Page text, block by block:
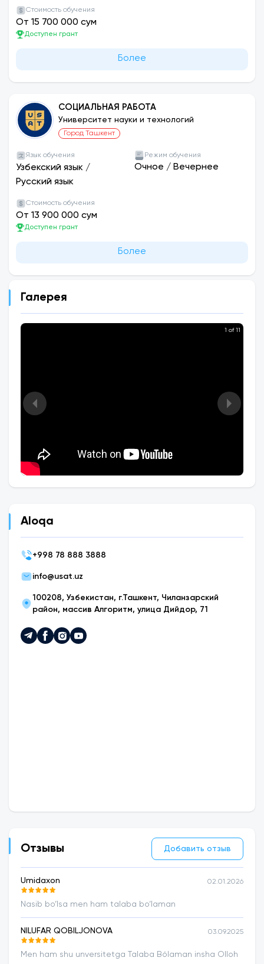
Стоимость обучения
От 15 700 000 сум
Доступен грант
Более
СОЦИАЛЬНАЯ РАБОТА
Университет науки и технологий
Город Ташкент
Язык обучения
Узбекский язык /
Русский язык
Режим обучения
Очное / Вечернее
Стоимость обучения
От 13 900 000 сум
Доступен грант
Более
Галерея
1 of 11
Aloqa
+998 78 888 3888
info@usat.uz
100208, Узбекистан, г.Ташкент, Чиланзарский
район, массив Алгоритм, улица Дийдор, 71
Отзывы Добавить отзыв
Umidaxon 02.01.2026
Nasib bo‘lsa men ham talaba bo‘laman
NILUFAR QOBILJONOVA 03.09.2025
Men ham shu unversitetga Talaba Bólaman insha Olloh